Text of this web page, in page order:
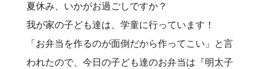
夏休み、いかがお過ごしですか？
我が家の子ども達は、学童に行っています！
「お弁当を作るのが面倒だから作ってこい」と言
われたので、今日の子ども達のお弁当は『明太子